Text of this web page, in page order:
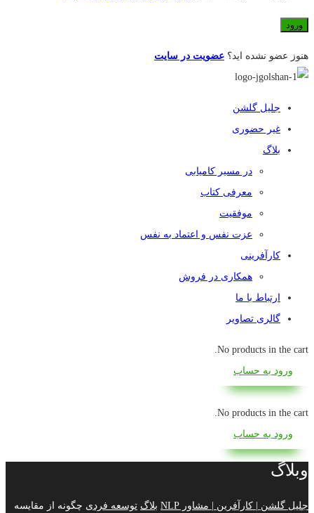
هنوز عضو نشده اید؟ عضویت در سایت
جلیل گلشن
غیر حضوری
بلاگ
در مسیر کامیابی
معرفی کتاب
موفقیت
عزت نفس و اعتماد به نفس
کارآفرینی
همکاری در فروش
ارتباط با ما
گالری تصاویر
No products in the cart.
ورود به حساب
No products in the cart.
ورود به حساب
وبلاگ
جلیل گلشن | کارآفرین | مشاور NLP بلاگ توسعه فردی چگونه از مقایسه